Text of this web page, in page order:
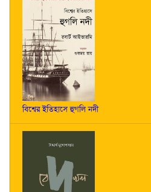
বিশ্বের ইতিহাসে হুগলি নদী